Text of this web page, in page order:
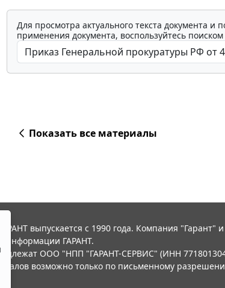
Для просмотра актуального текста документа
применения документа, воспользуйтесь
Показать все материалы
выпускается с 1990 года. Компания "Гарант"
информации ГАРАНТ.
ООО "НПП "ГАРАНТ-СЕРВИС" (ИНН
возможно только по письменному